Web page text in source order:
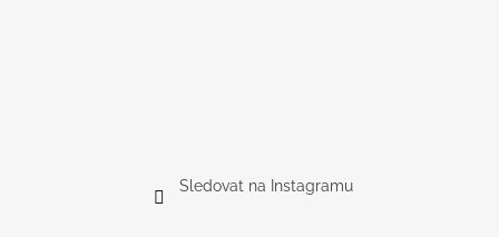
Sledovat na Instagramu